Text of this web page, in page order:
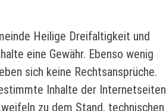
Heilige Dreifaltigkeit und
eine Gewähr. Ebenso wenig
sich keine Rechtsansprüche.
Inhalte der Internetseiten
zu dem Stand, technischen